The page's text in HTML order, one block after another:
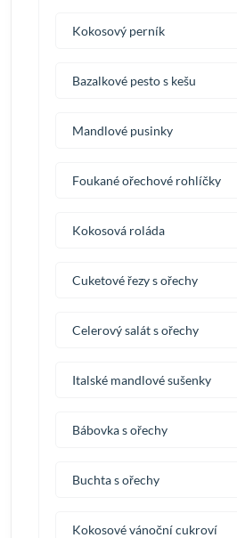
Kokosový perník
Bazalkové pesto s kešu
Mandlové pusinky
Foukané ořechové rohlíčky
Kokosová roláda
Cuketové řezy s ořechy
Celerový salát s ořechy
Italské mandlové sušenky
Bábovka s ořechy
Buchta s ořechy
Kokosové vánoční cukroví